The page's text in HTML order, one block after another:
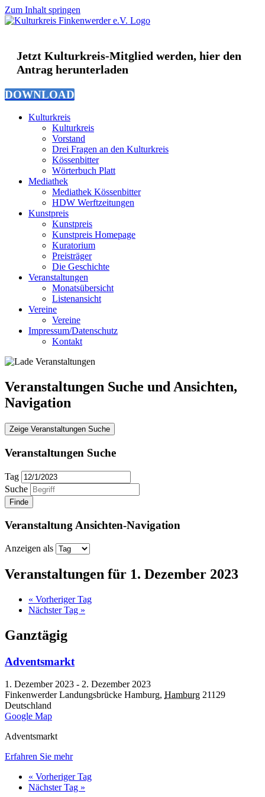
Zum Inhalt springen
Jetzt Kulturkreis-Mitglied werden, hier den
Antrag herunterladen
DOWNLOAD
Kulturkreis
Kulturkreis
Vorstand
Drei Fragen an den Kulturkreis
Kössenbitter
Wörterbuch Platt
Mediathek
Mediathek Kössenbitter
HDW Werftzeitungen
Kunstpreis
Kunstpreis
Kunstpreis Homepage
Kuratorium
Preisträger
Die Geschichte
Veranstaltungen
Monatsübersicht
Listenansicht
Vereine
Vereine
Impressum/Datenschutz
Kontakt
Veranstaltungen Suche und Ansichten,
Navigation
Zeige Veranstaltungen Suche
Veranstaltungen Suche
Tag
Suche
Veranstaltung Ansichten-Navigation
Anzeigen als
Veranstaltungen für 1. Dezember 2023
« Vorheriger Tag
Nächster Tag »
Ganztägig
Adventsmarkt
1. Dezember 2023 - 2. Dezember 2023
Finkenwerder Landungsbrücke Hamburg, Hamburg 21129
Deutschland
Google Map
Adventsmarkt
Erfahren Sie mehr
« Vorheriger Tag
Nächster Tag »